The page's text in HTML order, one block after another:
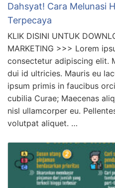
Dahsyat! Cara Melunasi
Terpecaya
KLIK DISINI UNTUK
MARKETING >>> Lorem
consectetur adipiscing elit.
dui id ultricies. Mauris eu
ipsum primis in faucibus
cubilia Curae; Maecenas
nisl ullamcorper eu.
volutpat aliquet. …